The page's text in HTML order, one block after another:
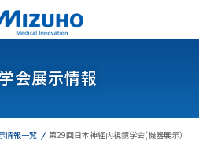
会展示情報
情報一覧 第29回日本神経内視鏡学会(機器展示）